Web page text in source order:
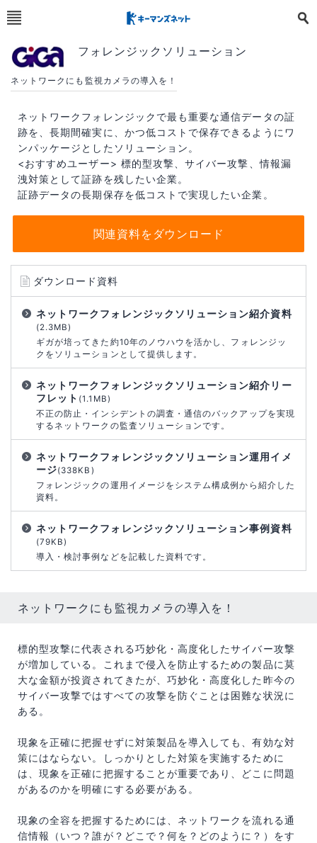
フォレンジックソリューション
ネットワークにも監視カメラの導入を！
ネットワークフォレンジックで最も重要な通信データの証
跡を、長期間確実に、かつ低コストで保存できるようにワ
ンパッケージとしたソリューション。
<おすすめユーザー> 標的型攻撃、サイバー攻撃、情報漏
洩対策として証跡を残したい企業。
証跡データの長期保存を低コストで実現したい企業。
関連資料をダウンロード
ダウンロード資料
ネットワークフォレンジックソリューション紹介資料
(2.3MB)
ギガが培ってきた約10年のノウハウを活かし、フォレンジッ
クをソリューションとして提供します。
ネットワークフォレンジックソリューション紹介リー
フレット (1.1MB)
不正の防止・インシデントの調査・通信のバックアップを実現
するネットワークの監査ソリューションです。
ネットワークフォレンジックソリューション運用イメ
ージ(338KB)
フォレンジックの運用イメージをシステム構成例から紹介した
資料。
ネットワークフォレンジックソリューション事例資料
(79KB)
導入・検討事例などを記載した資料です。
ネットワークにも監視カメラの導入を！
標的型攻撃に代表される巧妙化・高度化したサイバー攻撃
が増加している。これまで侵入を防止するための製品に莫
大な金額が投資されてきたが、巧妙化・高度化した昨今の
サイバー攻撃ではすべての攻撃を防ぐことは困難な状況に
ある。
現象を正確に把握せずに対策製品を導入しても、有効な対
策にはならない。しっかりとした対策を実施するために
は、現象を正確に把握することが重要であり、どこに問題
があるのかを明確にする必要がある。
現象の全容を把握するためには、ネットワークを流れる通
信情報（いつ？誰が？どこで？何を？どのように？）をす